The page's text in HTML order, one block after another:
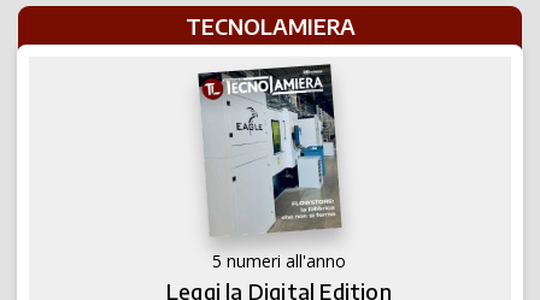
TECNOLAMIERA
5 numeri all'anno
Leggi la Digital Edition